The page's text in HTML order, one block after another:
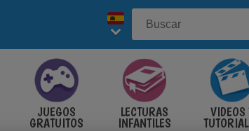
JUEGOS
GRATUITOS
LECTURAS
INFANTILES
VIDEOS